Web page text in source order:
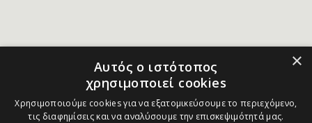
×
Αυτός ο ιστότοπος
χρησιμοποιεί cookies
Χρησιμοποιούμε cookies για να εξατομικεύσουμε το περιεχόμενο,
τις διαφημίσεις και να αναλύσουμε την επισκεψιμότητά μας.